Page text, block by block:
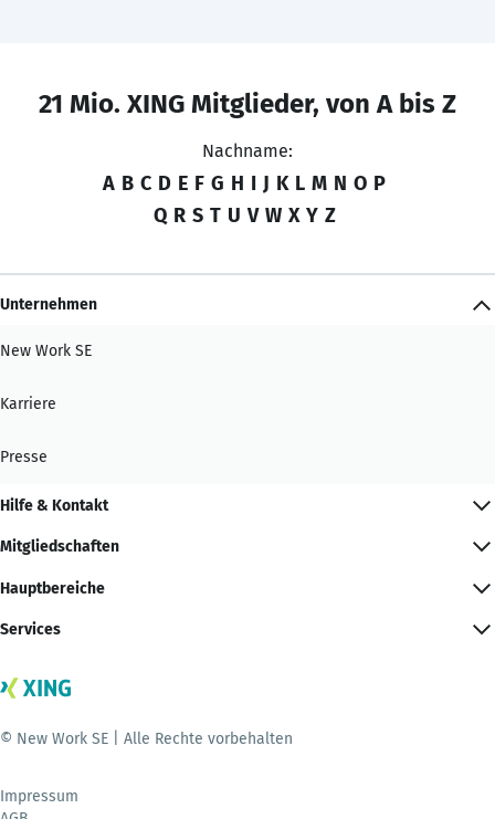
21 Mio. XING Mitglieder, von A bis Z
Nachname:
A B C D E F G H I J K L M N O P
Q R S T U V W X Y Z
Unternehmen
New Work SE
Karriere
Presse
Hilfe & Kontakt
Mitgliedschaften
Hauptbereiche
Services
© New Work SE | Alle Rechte vorbehalten
Impressum